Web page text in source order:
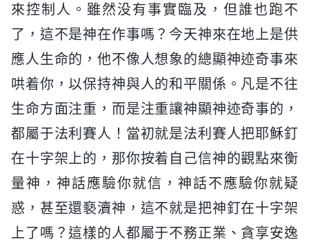
來控制人。雖然没有事實臨及，但誰也跑不
了，這不是神在作事嗎？今天神來在地上是供
應人生命的，他不像人想象的總顯神迹奇事來
哄着你，以保持神與人的和平關係。凡是不往
生命方面注重，而是注重讓神顯神迹奇事的，
都屬于法利賽人！當初就是法利賽人把耶穌釘
在十字架上的，那你按着自己信神的觀點來衡
量神，神話應驗你就信，神話不應驗你就疑
惑，甚至還褻瀆神，這不就是把神釘在十字架
上了嗎？這樣的人都屬于不務正業、貪享安逸